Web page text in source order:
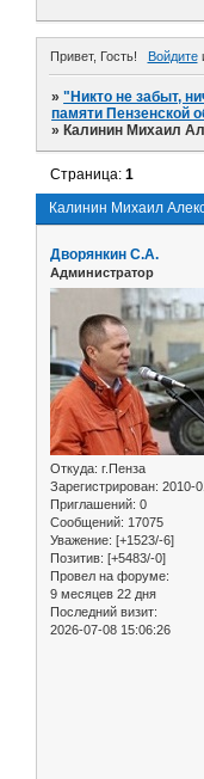
Привет, Гость! Войдите
»"Никто не забыт,
памяти Пензенской
» Калинин Михаил
Калинин Михаил
Страница:1
Дворянкин С.А.
Администратор
Откуда: г.Пенза
Зарегистрирован: 2010-
Приглашений: 0
Сообщений: 17075
Уважение: [+1523/-6]
Позитив: [+5483/-0]
Провел на форуме:
9 месяцев 22 дня
Последний визит:
2026-07-08 15:06:26